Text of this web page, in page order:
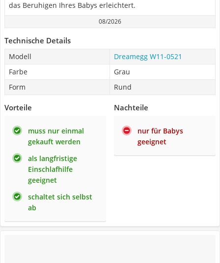
das Beruhigen Ihres Babys erleichtert.
08/2026
Technische Details
Modell
Dreamegg W11-0521
Farbe
Grau
Form
Rund
Vorteile
muss nur einmal
gekauft werden
als langfristige
Einschlafhilfe
geeignet
schaltet sich selbst
ab
Nachteile
nur für Babys
geeignet